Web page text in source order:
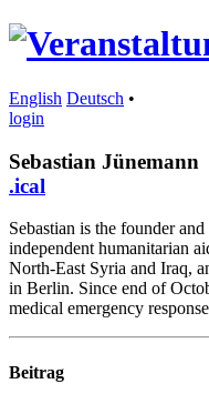
English Deutsch •
login
Sebastian Jünemann
.ical
Sebastian is the founder
independent humanitarian
North-East Syria and Iraq,
in Berlin. Since end of
medical emergency
Beitrag